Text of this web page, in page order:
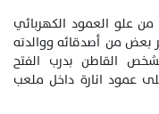
من علو العمود الكهربائي
بعض من أصدقائه ووالدته
القاطن بدرب الفتح
عمود انارة داخل ملعب